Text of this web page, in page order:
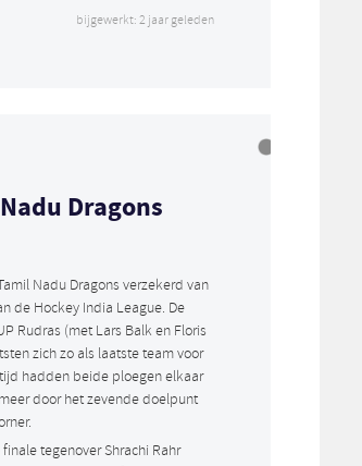
bijgewerkt: 2 jaar geleden
Dragons
Nadu Dragons verzekerd van
de Hockey India League. De
Rudras (met Lars Balk en Floris
zich zo als laatste team voor
hadden beide ploegen elkaar
door het zevende doelpunt
tegenover Shrachi Rahr